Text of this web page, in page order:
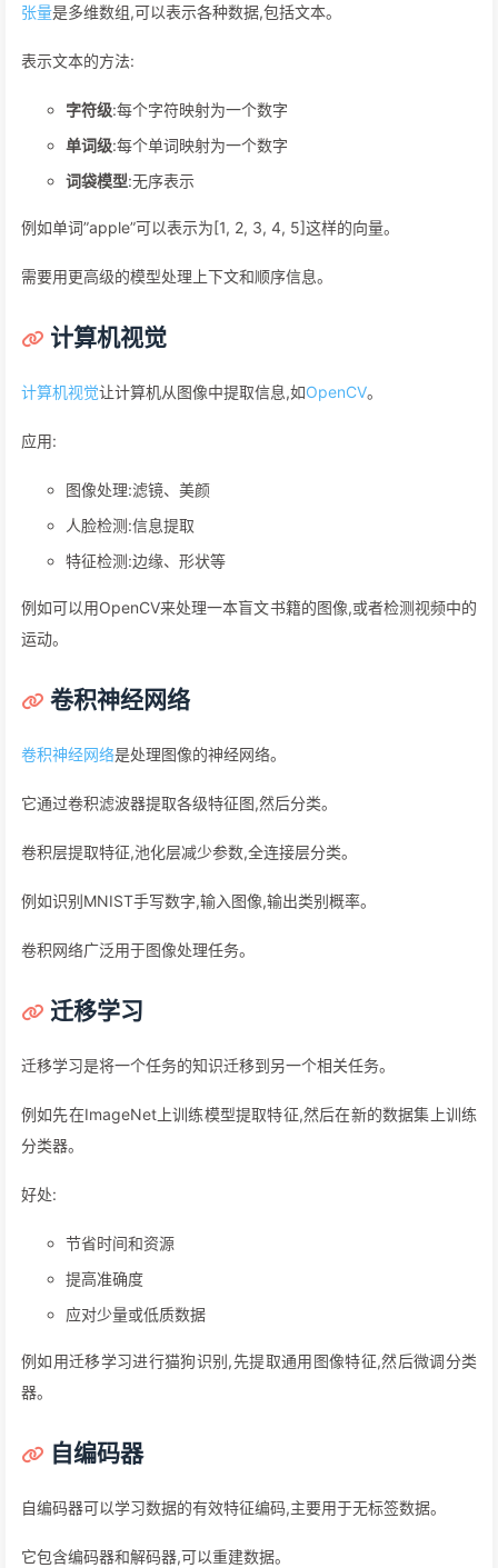
张量是多维数组,可以表示各种数据,包括文本。
表示文本的方法:
字符级:每个字符映射为一个数字
单词级:每个单词映射为一个数字
词袋模型:无序表示
例如单词”apple”可以表示为[1, 2, 3, 4, 5]这样的向量。
需要用更高级的模型处理上下文和顺序信息。
计算机视觉
计算机视觉让计算机从图像中提取信息,如OpenCV。
应用:
图像处理:滤镜、美颜
人脸检测:信息提取
特征检测:边缘、形状等
例如可以用OpenCV来处理一本盲文书籍的图像,或者检测视频中的
运动。
卷积神经网络
卷积神经网络是处理图像的神经网络。
它通过卷积滤波器提取各级特征图,然后分类。
卷积层提取特征,池化层减少参数,全连接层分类。
例如识别MNIST手写数字,输入图像,输出类别概率。
卷积网络广泛用于图像处理任务。
迁移学习
迁移学习是将一个任务的知识迁移到另一个相关任务。
例如先在ImageNet上训练模型提取特征,然后在新的数据集上训练
分类器。
好处:
节省时间和资源
提高准确度
应对少量或低质数据
例如用迁移学习进行猫狗识别,先提取通用图像特征,然后微调分类
器。
自编码器
自编码器可以学习数据的有效特征编码,主要用于无标签数据。
它包含编码器和解码器,可以重建数据。